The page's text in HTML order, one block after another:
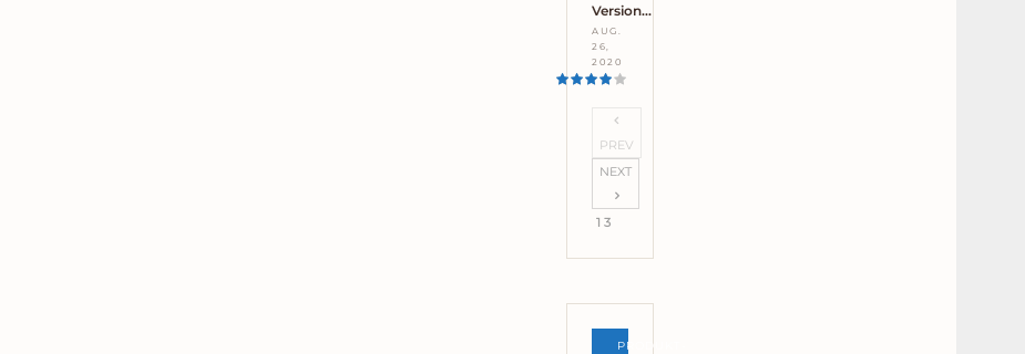
Version…
AUG.
26,
2020
PREV
NEXT
1 3
PRODUKT-